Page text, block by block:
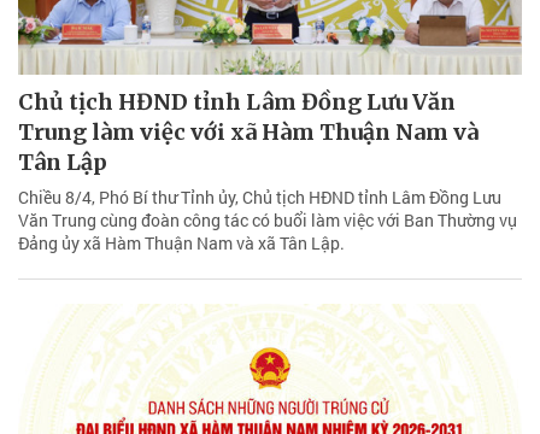
Chủ tịch HĐND tỉnh Lâm Đồng Lưu Văn
Trung làm việc với xã Hàm Thuận Nam và
Tân Lập
Chiều 8/4, Phó Bí thư Tỉnh ủy, Chủ tịch HĐND tỉnh Lâm Đồng Lưu
Văn Trung cùng đoàn công tác có buổi làm việc với Ban Thường vụ
Đảng ủy xã Hàm Thuận Nam và xã Tân Lập.